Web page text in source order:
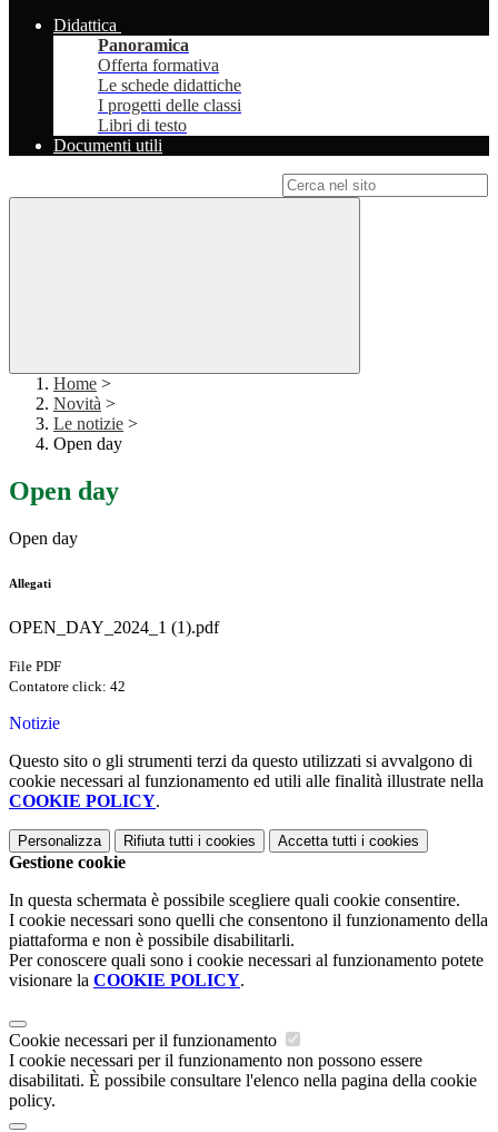
Didattica
Panoramica
Offerta formativa
Le schede didattiche
I progetti delle classi
Libri di testo
Documenti utili
Home >
Novità >
Le notizie >
Open day
Open day
Open day
Allegati
OPEN_DAY_2024_1 (1).pdf
File PDF
Contatore click: 42
Notizie
Questo sito o gli strumenti terzi da questo utilizzati si avvalgono di
cookie necessari al funzionamento ed utili alle finalità illustrate nella
COOKIE POLICY.
Personalizza Rifiuta tutti i cookies Accetta tutti i cookies
Gestione cookie
In questa schermata è possibile scegliere quali cookie consentire.
I cookie necessari sono quelli che consentono il funzionamento della
piattaforma e non è possibile disabilitarli.
Per conoscere quali sono i cookie necessari al funzionamento potete
visionare la COOKIE POLICY.
Cookie necessari per il funzionamento
I cookie necessari per il funzionamento non possono essere
disabilitati. È possibile consultare l'elenco nella pagina della cookie
policy.